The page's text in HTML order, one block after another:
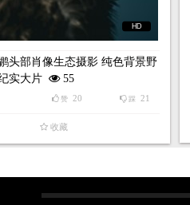
HD
头部肖像生态摄影 纯色背景野
实大片
55
踩 21
赞 20
收藏